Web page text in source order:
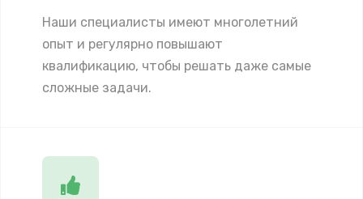
Наши специалисты имеют многолетний
опыт и регулярно повышают
квалификацию, чтобы решать даже самые
сложные задачи.